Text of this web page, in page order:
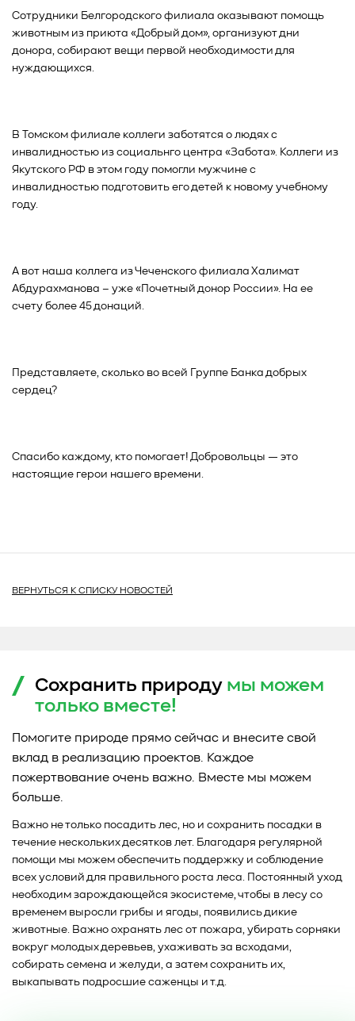
Сотрудники Белгородского филиала оказывают помощь
животным из приюта «Добрый дом», организуют дни
донора, собирают вещи первой необходимости для
нуждающихся.
В Томском филиале коллеги заботятся о людях с
инвалидностью из социальнго центра «Забота». Коллеги из
Якутского РФ в этом году помогли мужчине с
инвалидностью подготовить его детей к новому учебному
году.
А вот наша коллега из Чеченского филиала Халимат
Абдурахманова – уже «Почетный донор России». На ее
счету более 45 донаций.
Представляете, сколько во всей Группе Банка добрых
сердец?
Спасибо каждому, кто помогает! Добровольцы — это
настоящие герои нашего времени.
ВЕРНУТЬСЯ К СПИСКУ НОВОСТЕЙ
Сохранить природу мы можем
только вместе!
Помогите природе прямо сейчас и внесите свой
вклад в реализацию проектов. Каждое
пожертвование очень важно. Вместе мы можем
больше.
Важно не только посадить лес, но и сохранить посадки в
течение нескольких десятков лет. Благодаря регулярной
помощи мы можем обеспечить поддержку и соблюдение
всех условий для правильного роста леса. Постоянный уход
необходим зарождающейся экосистеме, чтобы в лесу со
временем выросли грибы и ягоды, появились дикие
животные. Важно охранять лес от пожара, убирать сорняки
вокруг молодых деревьев, ухаживать за всходами,
собирать семена и желуди, а затем сохранить их,
выкапывать подросшие саженцы и т.д.